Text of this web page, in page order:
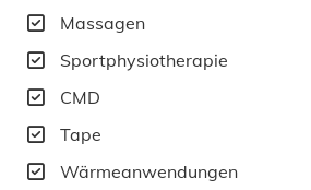
Massagen
Sportphysiotherapie
CMD
Tape
Wärmeanwendungen